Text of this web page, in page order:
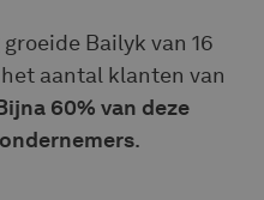
Bailyk van 16
aantal klanten van
60% van deze
.